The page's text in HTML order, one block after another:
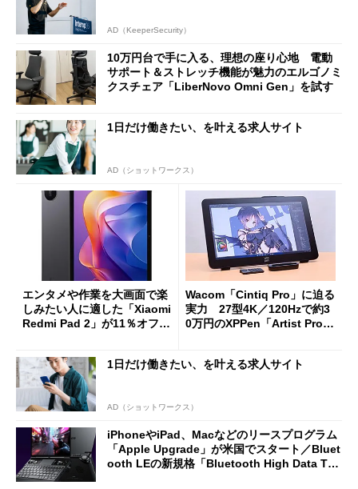
AD（KeeperSecurity）
10万円台で手に入る、理想の座り心地 電動
サポート＆ストレッチ機能が魅力のエルゴノミ
クスチェア「LiberNovo Omni Gen」を試す
1日だけ働きたい、を叶える求人サイト
AD（ショットワークス）
エンタメや作業を大画面で楽
しみたい人に適した「Xiaomi
Redmi Pad 2」が11％オフの
Wacom「Cintiq Pro」に迫る
実力 27型4K／120Hzで約3
0万円のXPPen「Artist Pro 2
1日だけ働きたい、を叶える求人サイト
AD（ショットワークス）
iPhoneやiPad、Macなどのリースプログラム
「Apple Upgrade」が米国でスタート／Bluet
ooth LEの新規格「Bluetooth High Data Thr